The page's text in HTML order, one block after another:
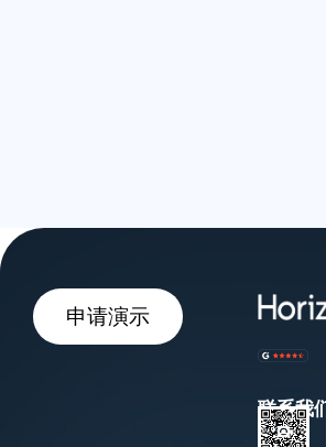
申请演示
联系我